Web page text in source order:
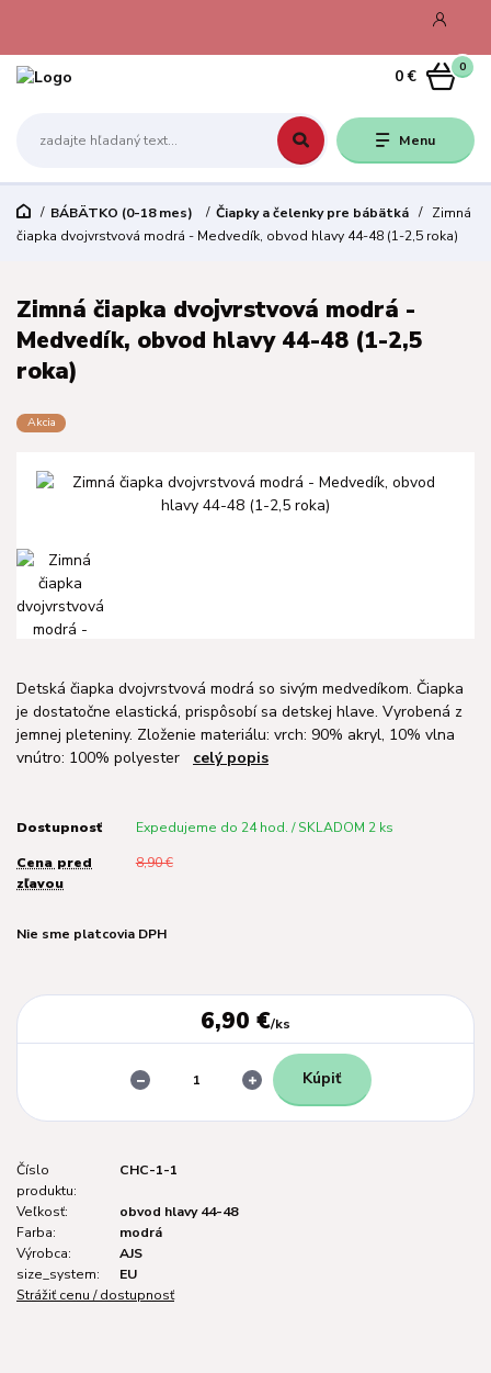
Menu
0
0 €
BÁBÄTKO (0-18 mes) Čiapky a čelenky pre bábätká
Zimná
čiapka dvojvrstvová modrá - Medvedík, obvod hlavy 44-48 (1-2,5 roka)
Zimná čiapka dvojvrstvová modrá -
Medvedík, obvod hlavy 44-48 (1-2,5
roka)
Akcia
Detská čiapka dvojvrstvová modrá so sivým medvedíkom. Čiapka
je dostatočne elastická, prispôsobí sa detskej hlave. Vyrobená z
jemnej pleteniny. Zloženie materiálu: vrch: 90% akryl, 10% vlna
vnútro: 100% polyester celý popis
Dostupnosť Expedujeme do 24 hod. / SKLADOM 2 ks
Cena pred
zľavou
8,90 €
Nie sme platcovia DPH
6,90 €/ks
Kúpiť
Číslo
produktu:
CHC-1-1
Veľkosť:
obvod hlavy 44-48
Farba:
modrá
Výrobca:
AJS
size_system:
EU
Strážiť cenu / dostupnosť